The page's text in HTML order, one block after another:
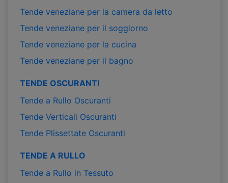
Tende veneziane per la camera da letto
Tende veneziane per il soggiorno
Tende veneziane per la cucina
Tende veneziane per il bagno
TENDE OSCURANTI
Tende a Rullo Oscuranti
Tende Verticali Oscuranti
Tende Plissettate Oscuranti
TENDE A RULLO
Tende a Rullo in Tessuto